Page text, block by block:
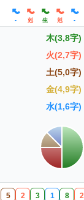
- 剋 生 剋 -
木(3,8字)
火(2,7字)
土(5,0字)
金(4,9字)
水(1,6字)
5 2 3 1 8 2